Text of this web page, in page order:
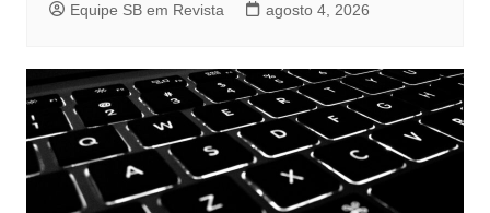
Equipe SB em Revista agosto 4, 2026